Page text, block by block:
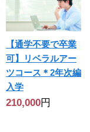
【通学不要で卒業
可】リベラルアー
ツコース＊2年次編
入学
210,000円